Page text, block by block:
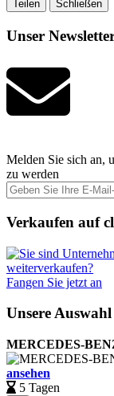
Teilen Schließen
Unser
Melden Sie sich an,
zu werden
Verkaufen auf
Fangen Sie jetzt an
Unsere Auswahl
MERCEDES-
ansehen
5 Tagen